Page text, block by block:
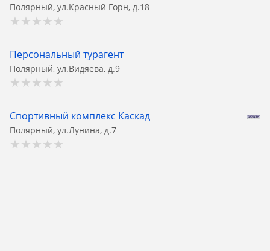
Полярный, ул.Красный Горн, д.18
Персональный турагент
Полярный, ул.Видяева, д.9
Спортивный комплекс Каскад
Полярный, ул.Лунина, д.7